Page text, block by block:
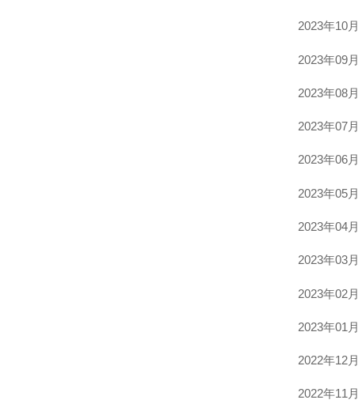
2023年10月
2023年09月
2023年08月
2023年07月
2023年06月
2023年05月
2023年04月
2023年03月
2023年02月
2023年01月
2022年12月
2022年11月